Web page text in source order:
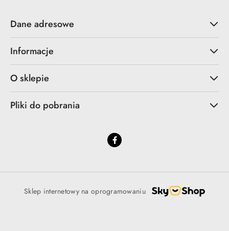
Dane adresowe
Informacje
O sklepie
Pliki do pobrania
Sklep internetowy na oprogramowaniu